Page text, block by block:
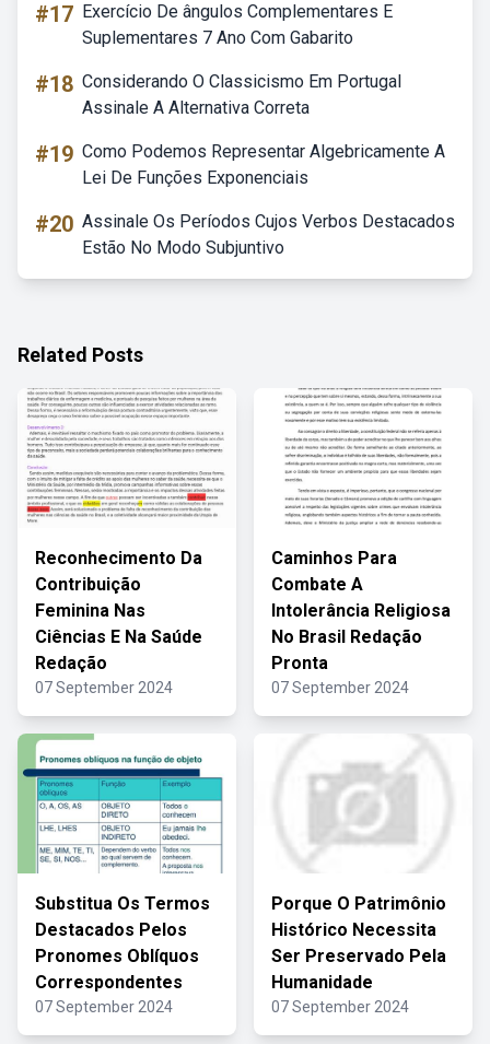
#17 Exercício De ângulos Complementares E
Suplementares 7 Ano Com Gabarito
#18 Considerando O Classicismo Em Portugal
Assinale A Alternativa Correta
#19 Como Podemos Representar Algebricamente A
Lei De Funções Exponenciais
#20 Assinale Os Períodos Cujos Verbos Destacados
Estão No Modo Subjuntivo
Related Posts
Reconhecimento Da
Contribuição
Feminina Nas
Ciências E Na Saúde
Redação
07 September 2024
Caminhos Para
Combate A
Intolerância Religiosa
No Brasil Redação
Pronta
07 September 2024
Substitua Os Termos
Destacados Pelos
Pronomes Oblíquos
Correspondentes
07 September 2024
Porque O Patrimônio
Histórico Necessita
Ser Preservado Pela
Humanidade
07 September 2024